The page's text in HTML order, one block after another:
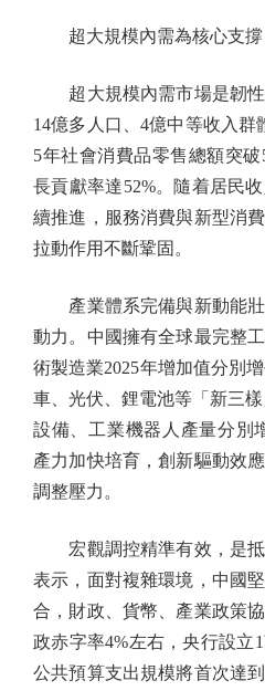
超大規模內需為核心支撐
超大規模內需市場是韌性
14億多人口、4億中等收入群
5年社會消費品零售總額突
長貢獻率達52%。隨着居民
續推進，服務消費與新型消
拉動作用不斷鞏固。
產業體系完備與新動能壯
動力。中國擁有全球最完整
術製造業2025年增加值分別
車、光伏、鋰電池等「新三
設備、工業機器人產量分別
產力加快培育，創新驅動效
調整壓力。
宏觀調控精準有效，是抵
表示，面對複雜環境，中國
合，財政、貨幣、產業政策
政赤字率4%左右，央行設立
公共預算支出規模將首次達